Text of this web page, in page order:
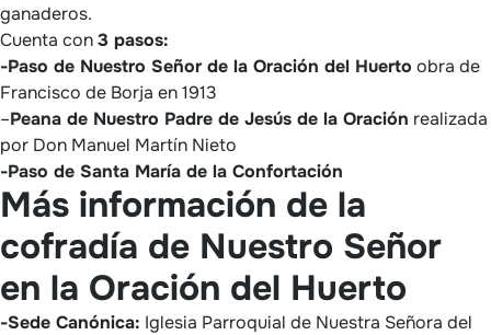
ganaderos.
Cuenta con3 pasos:
-Paso de Nuestro Señor de la Oración del Huerto obra de
Francisco de Borja en 1913
–Peana de Nuestro Padre de Jesús de la Oración realizada
por Don Manuel Martín Nieto
-Paso de Santa María de la Confortación
Más información de la
cofradía de Nuestro Señor
en la Oración del Huerto
-Sede Canónica: Iglesia Parroquial de Nuestra Señora del